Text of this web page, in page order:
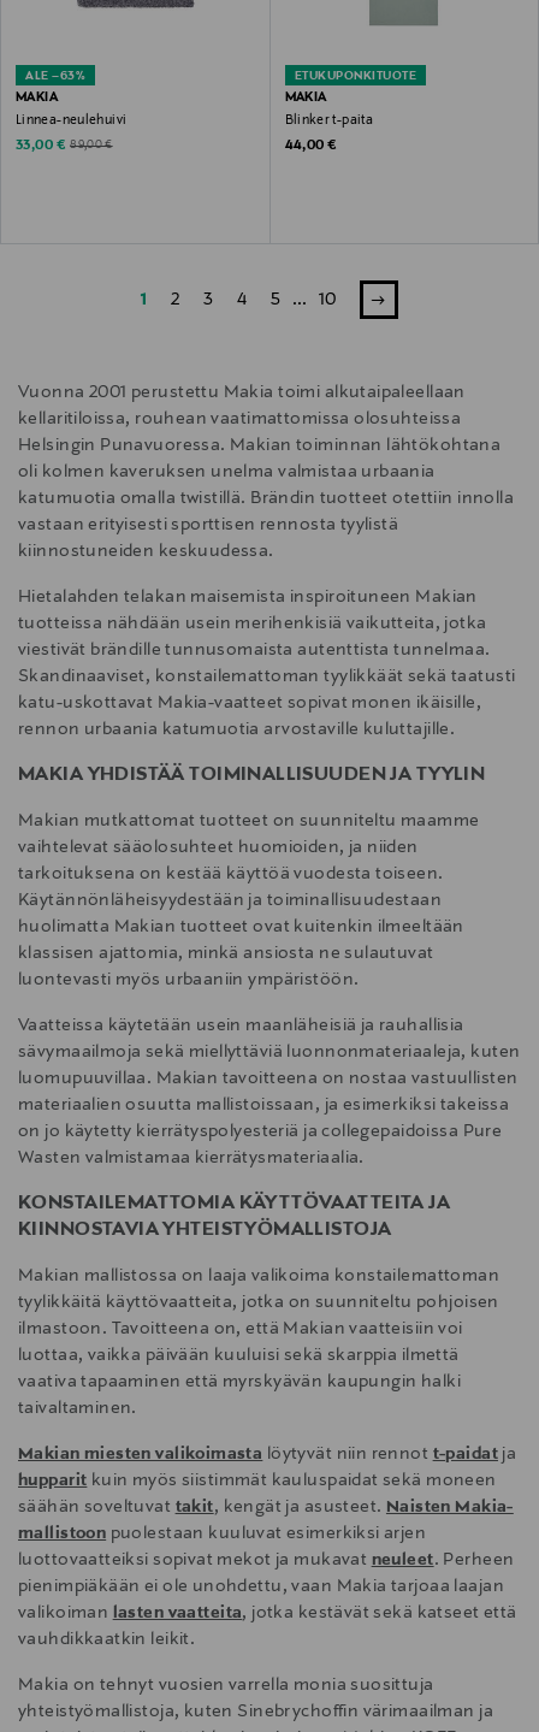
ALE –63%
MAKIA
Linnea-neulehuivi
Discounted Price
33,00 € Original Price
89,00 €
ETUKUPONKITUOTE
MAKIA
Blinker t-paita
Original Price
44,00 €
1 2 3 4 5 ... 10
Vuonna 2001 perustettu Makia toimi alkutaipaleellaan
kellaritiloissa, rouhean vaatimattomissa olosuhteissa
Helsingin Punavuoressa. Makian toiminnan lähtökohtana
oli kolmen kaveruksen unelma valmistaa urbaania
katumuotia omalla twistillä. Brändin tuotteet otettiin innolla
vastaan erityisesti sporttisen rennosta tyylistä
kiinnostuneiden keskuudessa.
Hietalahden telakan maisemista inspiroituneen Makian
tuotteissa nähdään usein merihenkisiä vaikutteita, jotka
viestivät brändille tunnusomaista autenttista tunnelmaa.
Skandinaaviset, konstailemattoman tyylikkäät sekä taatusti
katu-uskottavat Makia-vaatteet sopivat monen ikäisille,
rennon urbaania katumuotia arvostaville kuluttajille.
MAKIA YHDISTÄÄ TOIMINALLISUUDEN JA TYYLIN
Makian mutkattomat tuotteet on suunniteltu maamme
vaihtelevat sääolosuhteet huomioiden, ja niiden
tarkoituksena on kestää käyttöä vuodesta toiseen.
Käytännönläheisyydestään ja toiminallisuudestaan
huolimatta Makian tuotteet ovat kuitenkin ilmeeltään
klassisen ajattomia, minkä ansiosta ne sulautuvat
luontevasti myös urbaaniin ympäristöön.
Vaatteissa käytetään usein maanläheisiä ja rauhallisia
sävymaailmoja sekä miellyttäviä luonnonmateriaaleja, kuten
luomupuuvillaa. Makian tavoitteena on nostaa vastuullisten
materiaalien osuutta mallistoissaan, ja esimerkiksi takeissa
on jo käytetty kierrätyspolyesteriä ja collegepaidoissa Pure
Wasten valmistamaa kierrätysmateriaalia.
KONSTAILEMATTOMIA KÄYTTÖVAATTEITA JA
KIINNOSTAVIA YHTEISTYÖMALLISTOJA
Makian mallistossa on laaja valikoima konstailemattoman
tyylikkäitä käyttövaatteita, jotka on suunniteltu pohjoisen
ilmastoon. Tavoitteena on, että Makian vaatteisiin voi
luottaa, vaikka päivään kuuluisi sekä skarppia ilmettä
vaativa tapaaminen että myrskyävän kaupungin halki
taivaltaminen.
Makian miesten valikoimasta löytyvät niin rennot t-paidatja
hupparit kuin myös siistimmät kauluspaidat sekä moneen
säähän soveltuvat takit, kengät ja asusteet. Naisten Makia-
mallistoon puolestaan kuuluvat esimerkiksi arjen
luottovaatteiksi sopivat mekot ja mukavat neuleet. Perheen
pienimpiäkään ei ole unohdettu, vaan Makia tarjoaa laajan
valikoiman lasten vaatteita, jotka kestävät sekä katseet että
vauhdikkaatkin leikit.
Makia on tehnyt vuosien varrella monia suosittuja
yhteistyömallistoja, kuten Sinebrychoffin värimaailman ja